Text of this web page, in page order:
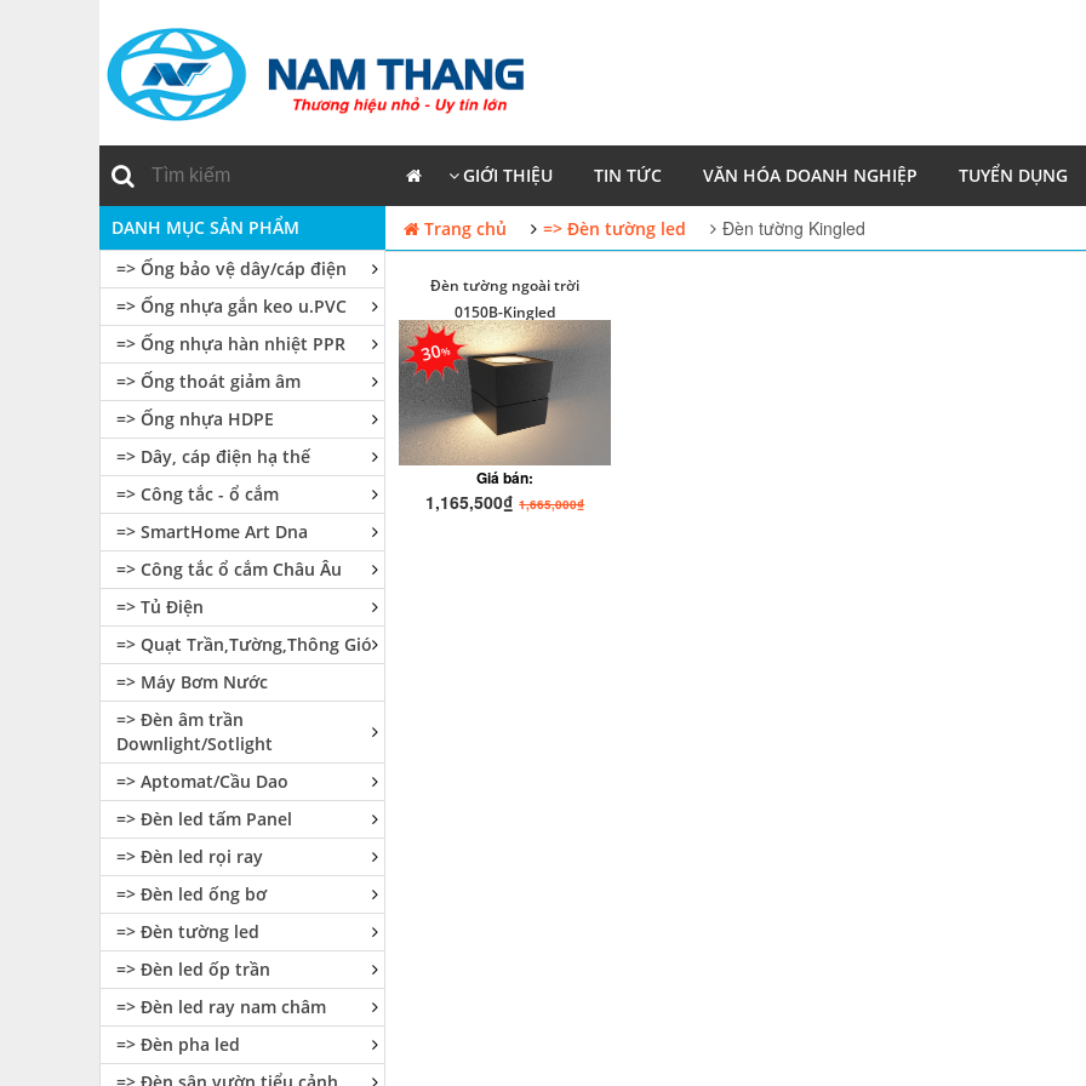
GIỚI THIỆU TIN TỨC VĂN HÓA DOANH NGHIỆP TUYỂN DỤNG
DANH MỤC SẢN PHẨM
=> Ống bảo vệ dây/cáp điện
=> Ống nhựa gắn keo u.PVC
=> Ống nhựa hàn nhiệt PPR
=> Ống thoát giảm âm
=> Ống nhựa HDPE
=> Dây, cáp điện hạ thế
=> Công tắc - ổ cắm
=> SmartHome Art Dna
=> Công tắc ổ cắm Châu Âu
=> Tủ Điện
=> Quạt Trần,Tường,Thông Gió
=> Máy Bơm Nước
=> Đèn âm trần
Downlight/Sotlight
=> Aptomat/Cầu Dao
=> Đèn led tấm Panel
=> Đèn led rọi ray
=> Đèn led ống bơ
=> Đèn tường led
=> Đèn led ốp trần
=> Đèn led ray nam châm
=> Đèn pha led
Trang chủ => Đèn tường led Đèn tường Kingled
Đèn tường ngoài trời
0150B-Kingled
30
Giá bán:
1,165,500₫ 1,665,000₫